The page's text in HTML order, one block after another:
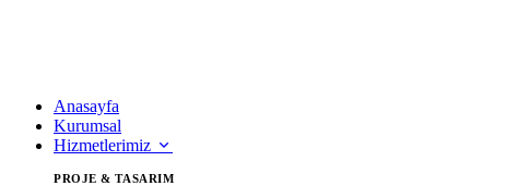
Anasayfa
Kurumsal
Hizmetlerimiz
PROJE & TASARIM